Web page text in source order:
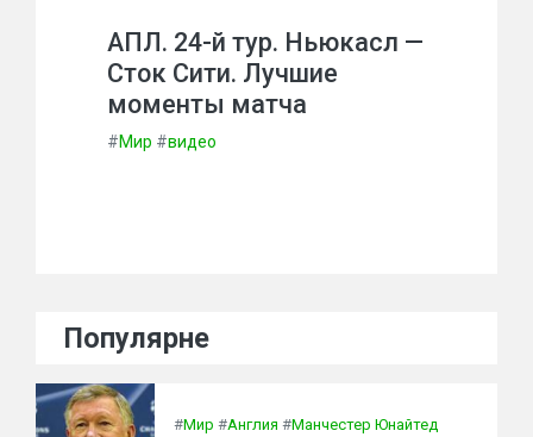
АПЛ. 24-й тур. Ньюкасл —
Сток Сити. Лучшие
моменты матча
#Мир #видео
Популярне
#Мир #Англия #Манчестер Юнайтед